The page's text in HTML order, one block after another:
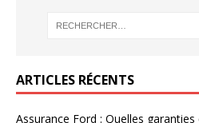
ARTICLES RÉCENTS
Assurance Ford : Quelles